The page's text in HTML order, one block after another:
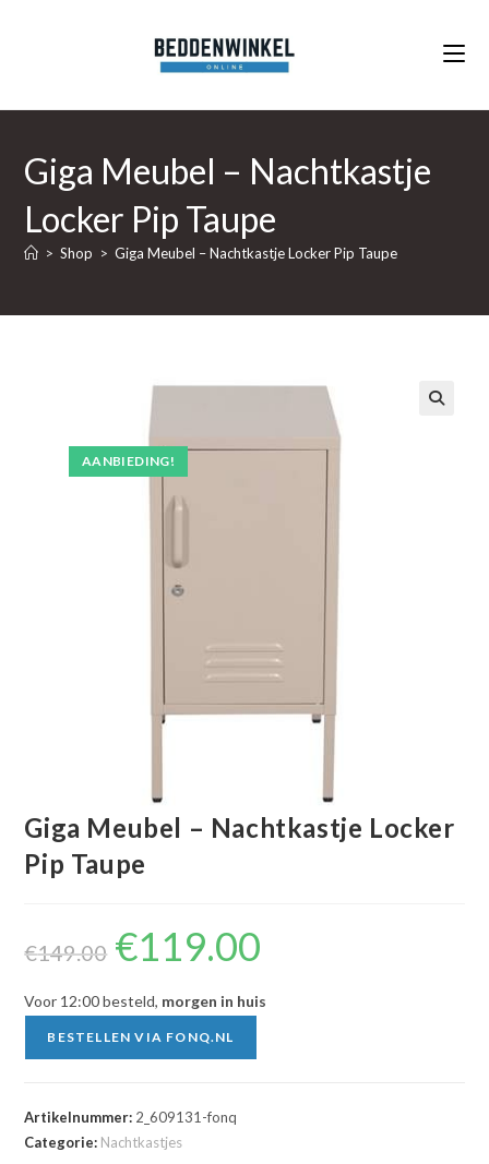
Giga Meubel – Nachtkastje
Locker Pip Taupe
> Shop > Giga Meubel – Nachtkastje Locker Pip Taupe
AANBIEDING!
Giga Meubel – Nachtkastje Locker
Pip Taupe
€149.00
Oorspronkelijke
prijs
was:
€119.00
Voor 12:00 besteld, morgen in huis
BESTELLEN VIA FONQ.NL
Artikelnummer: 2_609131-fonq
Categorie: Nachtkastjes